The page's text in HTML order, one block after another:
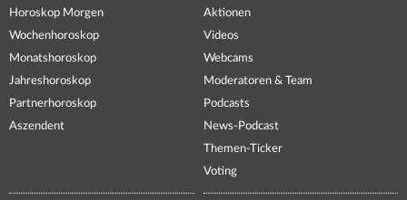
Horoskop Morgen
Wochenhoroskop
Monatshoroskop
Jahreshoroskop
Partnerhoroskop
Aszendent
Aktionen
Videos
Webcams
Moderatoren & Team
Podcasts
News-Podcast
Themen-Ticker
Voting